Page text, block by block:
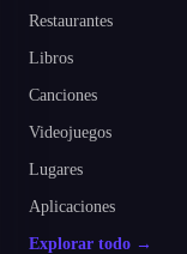
Restaurantes
Libros
Canciones
Videojuegos
Lugares
Aplicaciones
Explorar todo →